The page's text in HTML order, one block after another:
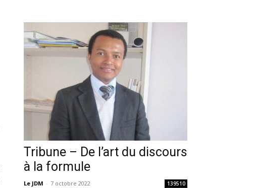
Tribune – De l’art du discours
à la formule
Le JDM - 7 octobre 2022 139510